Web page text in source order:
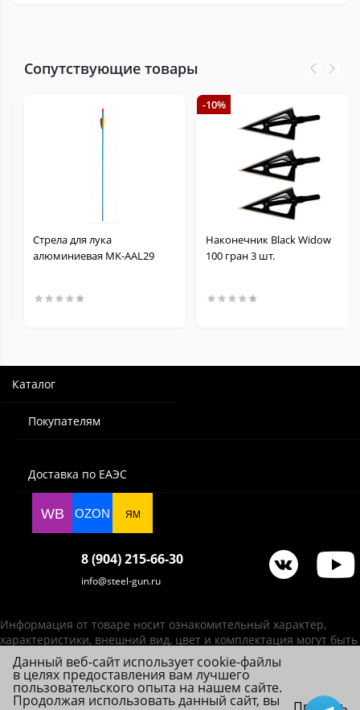
Сопутствующие товары
Стрела для лука
алюминиевая MK-AAL29
-10%
Наконечник Black Widow
100 гран 3 шт.
Каталог
Покупателям
Доставка по ЕАЭС
WB OZON ЯМ
8 (904) 215-66-30
info@steel-gun.ru
Информация от товаре носит ознакомительный характер,
характеристики, внешний вид, цвет и комплектация могут быть
изменены производителем без уведомления.
ИП Фролова А. В., ОГРНИП 314784720200492
© 2026 Steel-Gun (Стил Ган) - оптовый интернет-магазин ножей, пневматики,
Данный веб-сайт использует cookie-файлы
в целях предоставления вам лучшего
пользовательского опыта на нашем сайте.
Продолжая использовать данный сайт, вы